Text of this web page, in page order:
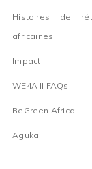
Histoires de
africaines
Impact
WE4A II FAQs
BeGreen Africa
Aguka